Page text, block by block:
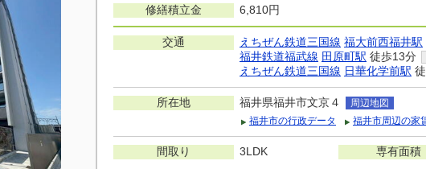
修繕積立金
6,810円
交通 えちぜん鉄道三国線 福大前西福井駅
福井鉄道福武線 田原町駅 徒歩13分
えちぜん鉄道三国線 日華化学前駅
所在地 福井県福井市文京４
周辺地図
福井市の行政データ
福井市周辺の家
間取り 3LDK
専有面積